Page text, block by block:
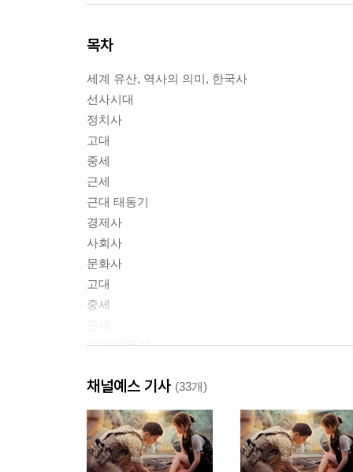
목차
세계 유산, 역사의 의미, 한국사
선사시대
정치사
고대
중세
근세
근대 태동기
경제사
사회사
문화사
고대
중세
근대 태동기
근대 사회의 전개
민족 독립운동의 전개
현대 사회의 발전
채널예스 기사 (33개)